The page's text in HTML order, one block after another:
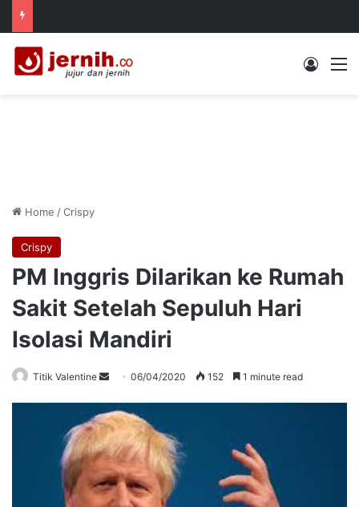
Log In
Home /Crispy
Crispy
PM Inggris Dilarikan ke Rumah
Sakit Setelah Sepuluh Hari
Isolasi Mandiri
Titik Valentine
Send
email
06/04/2020 152 1 minute read